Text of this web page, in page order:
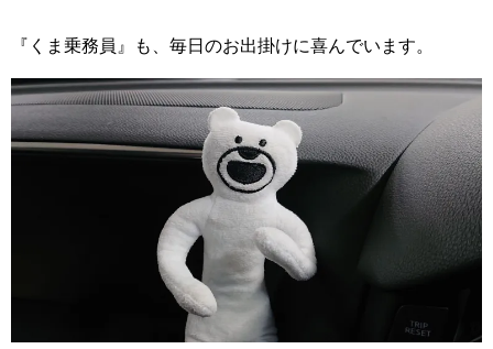
『くま乗務員』も、毎日のお出掛けに喜んでいます。